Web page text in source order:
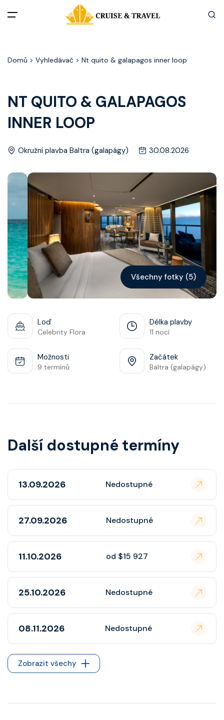
Akční nabídky
Destinace
Zážitky z plaveb
Užitečné informace
Často kladené otázky
Články
Kontakt
Vyhledat plavbu
Domů > Vyhledávač > Nt quito & galapagos inner loop
NT QUITO & GALAPAGOS
INNER LOOP
Okružní plavba Baltra (galapágy) 30.08.2026
Všechny fotky (5)
Loď
Celebrity Flora
Délka plavby
11 nocí
Možnosti
9 termínů
Začátek
Baltra (galapágy)
Další dostupné termíny
13.09.2026 Nedostupné
27.09.2026 Nedostupné
11.10.2026 od $15 927
25.10.2026 Nedostupné
08.11.2026 Nedostupné
Zobrazit všechy